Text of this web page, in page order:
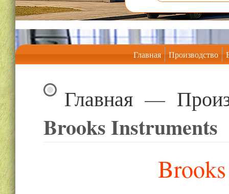
Главная Производство
Главная—
Brooks Instruments